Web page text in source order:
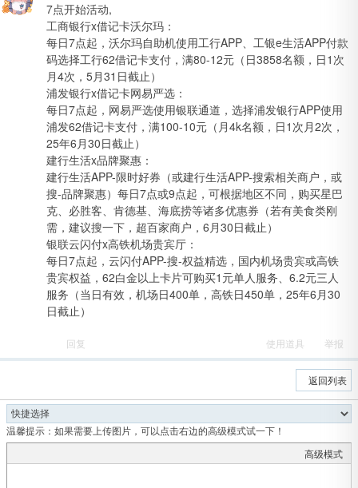
7点开始活动,
工商银行x借记卡沃尔玛：
每日7点起，沃尔玛自助机使用工行APP、工银e生活APP付款
码选择工行62借记卡支付，满80-12元（日3858名额，日1次
月4次，5月31日截止）
浦发银行x借记卡网易严选：
每日7点起，网易严选使用银联通道，选择浦发银行APP使用
浦发62借记卡支付，满100-10元（月4k名额，日1次月2次，
25年6月30日截止）
建行生活x品牌聚惠：
建行生活APP-限时好券（或建行生活APP-搜索相关商户，或
搜-品牌聚惠）每日7点或9点起，可根据地区不同，购买星巴
克、必胜客、肯德基、海底捞等诸多优惠券（若有美食类刚
需，建议搜一下，超百家商户，6月30日截止）
银联云闪付x高铁机场贵宾厅：
每日7点起，云闪付APP-搜-权益精选，国内机场贵宾或高铁
贵宾权益，62白金以上卡片可购买1元单人服务、6.2元三人
服务（当日有效，机场日400单，高铁日450单，25年6月30
日截止）
回复 使用道具 举报
返回列表
温馨提示：如果需要上传图片，可以点击右边的高级模式试一下！
高级模式